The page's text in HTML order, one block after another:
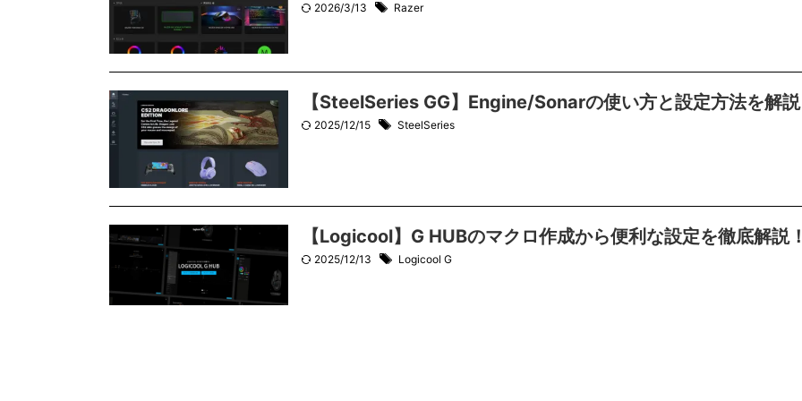
2026/3/13 Razer
【SteelSeries GG】Engine/Sonarの使い方と設定方法を解説
2025/12/15 SteelSeries
【Logicool】G HUBのマクロ作成から便利な設定を徹底解説
2025/12/13 Logicool G